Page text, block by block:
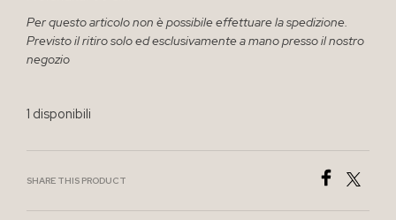
Per questo articolo non è possibile effettuare la spedizione.
Previsto il ritiro solo ed esclusivamente a mano presso il nostro
negozio
1 disponibili
SHARE THIS PRODUCT